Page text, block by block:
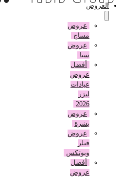
العروض
عروض
مساج
عروض
أفضل
عروض
عيادات
2026
عروض
بشرة
عروض
وبوتكس
أفضل
عروض